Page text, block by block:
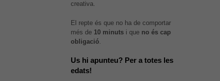
creativa.
El repte és que no ha de comportar
més de 10 minutsi que no és cap
obligació.
Us hi apunteu? Per a totes les
edats!